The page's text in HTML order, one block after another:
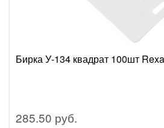
Бирка У-134 квадрат 100шт
285.50 руб.